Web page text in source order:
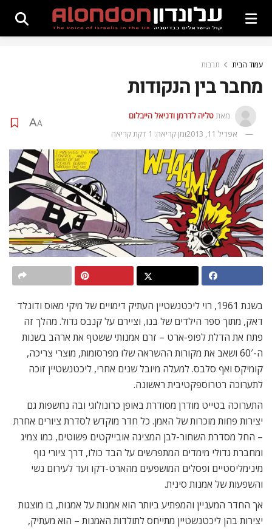
עמוד הבית תרבות
מחבר בין הנקודות
מאתטליה לדרמן ודניאל הייבלום
אפריל 11, 2013
זמן קריאה: 1 דקת קריאה
A
A
בשנת 1961, רוי ליכטנשטיין העתיק דימויים של מיקי מאוס ודונלד
דאק, מתוך ספר הילדים של בנו, וציירם על קנבס גדול. מהלך זה
פתח את הדלת לפופ-ארט – זרם אמנותי ששטף את ארהב בשנות
ה-60′ ושאב את מקורות ההשראה שלו מפרסומות, מוצרי צריכה,
קומיקס ואף סלבס. למעלה מיובל שנים אחרי, ליכטנשטיין זוכה
לתערוכה רטרוספקטיבית ראשונה.
התערוכה בטייט מודרן מסודרת באופן כרונולוגי ובה נחשפות גם
יצירות פחות מוכרות של האמן. כל חדר מוקדש לסדרת ציורים אחרת
– החל מסדרת השחור-לבן המציגה אובייקטים פשוטים, כמו צמיג
ומחברת גדולי מימדים המתפרשים על הבד כולו, דרך ציורי נוף
מינימליסטיים ופסלים המושפעים מהארט-דקו ועד לעירום נשי
והשפעות של אמנות סינית.
אך החדר המעניין והמפתיע ביותר הוא אמנות על אמנות, בו מוצגות
יצירות בהן ליכטנשטיין מתייחס לתולדות האמנות – הוא מעתיק,